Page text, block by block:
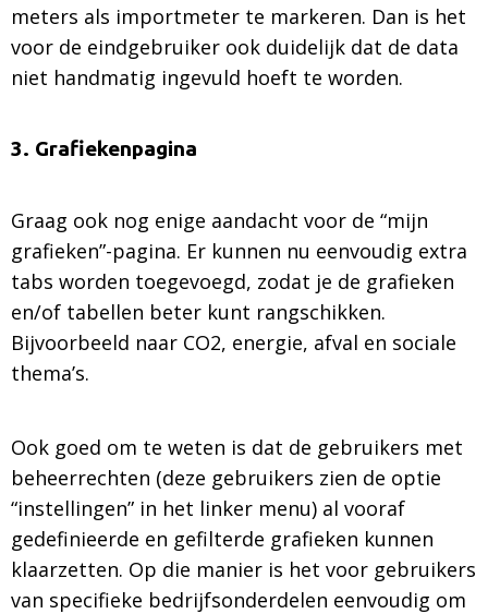
meters als importmeter te markeren. Dan is het
voor de eindgebruiker ook duidelijk dat de data
niet handmatig ingevuld hoeft te worden.
3. Grafiekenpagina
Graag ook nog enige aandacht voor de “mijn
grafieken”-pagina. Er kunnen nu eenvoudig extra
tabs worden toegevoegd, zodat je de grafieken
en/of tabellen beter kunt rangschikken.
Bijvoorbeeld naar CO2, energie, afval en sociale
thema’s.
Ook goed om te weten is dat de gebruikers met
beheerrechten (deze gebruikers zien de optie
“instellingen” in het linker menu) al vooraf
gedefinieerde en gefilterde grafieken kunnen
klaarzetten. Op die manier is het voor gebruikers
van specifieke bedrijfsonderdelen eenvoudig om